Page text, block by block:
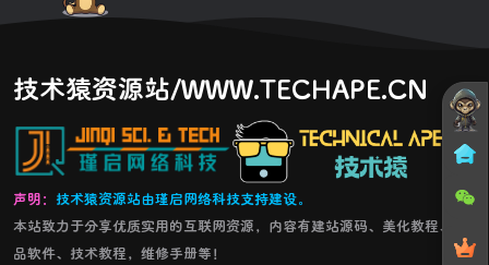
技术猿资源站/WWW.TECHAPE.CN
声明： 技术猿资源站由瑾启网络科技支持建设。
本站致力于分享优质实用的互联网资源，内容有建站源码、美化教程、精
品软件、技术教程，维修手册等！